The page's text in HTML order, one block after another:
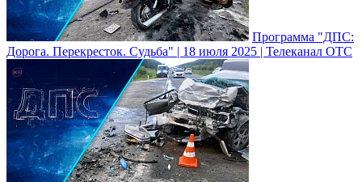
Программа "ДПС:
Дорога. Перекресток. Судьба" | 18 июля 2025 | Телеканал ОТС